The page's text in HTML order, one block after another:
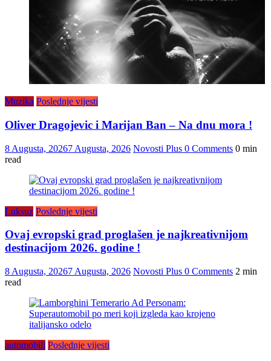
Muzika Poslednje vijesti
Oliver Dragojevic i Marijan Ban – Na dnu mora !
8 Augusta, 20267 Augusta, 2026 Novosti Plus 0 Comments 0 min
read
Luksuz Poslednje vijesti
Ovaj evropski grad proglašen je najkreativnijom
destinacijom 2026. godine !
8 Augusta, 20267 Augusta, 2026 Novosti Plus 0 Comments 2 min
read
automobili Poslednje vijesti